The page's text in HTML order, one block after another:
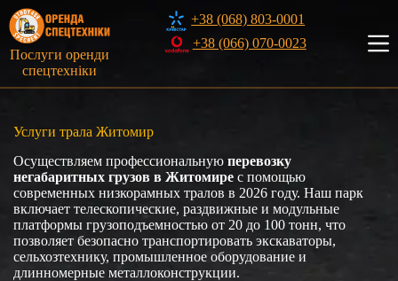
Перейти
сути
Послуги оренди
спецтехніки
+38 (068) 803-0001
+38 (066) 070-0023
Услуги трала Житомир
Осуществляем профессиональную перевозку
негабаритных грузов в Житомире с помощью
современных низкорамных тралов в 2026 году. Наш парк
включает телескопические, раздвижные и модульные
платформы грузоподъемностью от 20 до 100 тонн, что
позволяет безопасно транспортировать экскаваторы,
сельхозтехнику, промышленное оборудование и
длинномерные металлоконструкции.